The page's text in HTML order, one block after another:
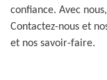
confiance. Avec
Contactez-nous et
et nos savoir-faire.